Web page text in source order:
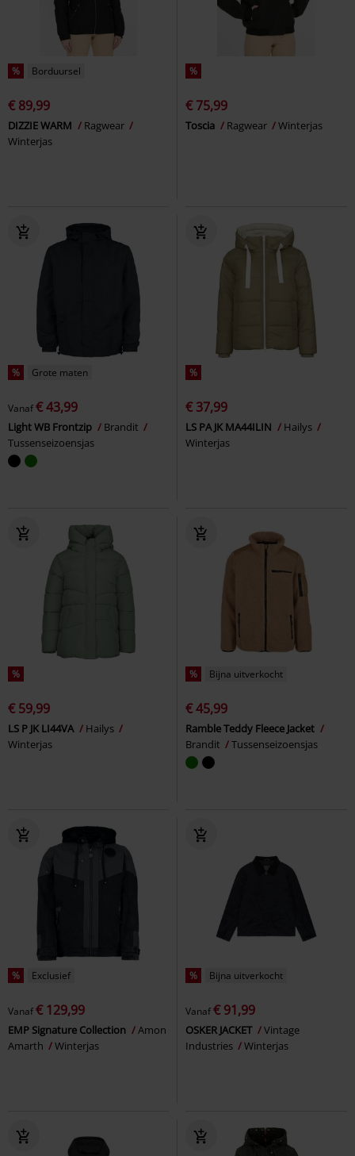
% Borduursel
€ 89,99
DIZZIE WARM
Ragwear
Winterjas
%
€ 75,99
Toscia Ragwear Winterjas
% Grote maten
Vanaf€ 43,99
Light WB Frontzip
Brandit
Tussenseizoensjas
%
€ 37,99
LS PA JK MA44ILIN
Hailys
Winterjas
%
€ 59,99
LS P JK LI44VA
Hailys
Winterjas
% Bijna uitverkocht
€ 45,99
Ramble Teddy Fleece Jacket
Brandit
Tussenseizoensjas
% Exclusief
Vanaf€ 129,99
EMP Signature Collection
Amon
Amarth
Winterjas
% Bijna uitverkocht
Vanaf€ 91,99
OSKER JACKET
Vintage
Industries
Winterjas